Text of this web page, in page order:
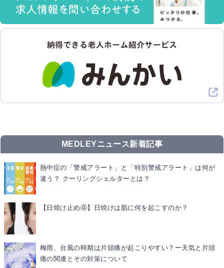
MEDLEYニュース新着記事
熱中症の「警戒アラート」と「特別警戒アラート」は何が
違う？ クーリングシェルターとは？
【日焼け止め④】日焼けは肌に何を起こすのか？
梅雨、台風の時期は片頭痛が起こりやすい？ー天気と片頭
痛の関連とその対策について